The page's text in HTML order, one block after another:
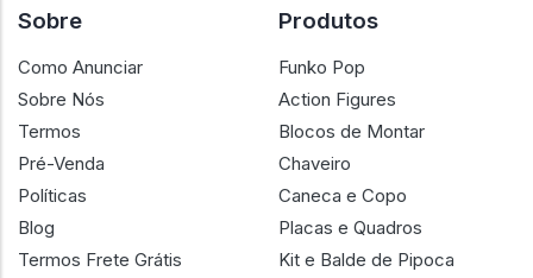
Sobre
Como Anunciar
Sobre Nós
Termos
Pré-Venda
Políticas
Blog
Termos Frete Grátis
Produtos
Funko Pop
Action Figures
Blocos de Montar
Chaveiro
Caneca e Copo
Placas e Quadros
Kit e Balde de Pipoca